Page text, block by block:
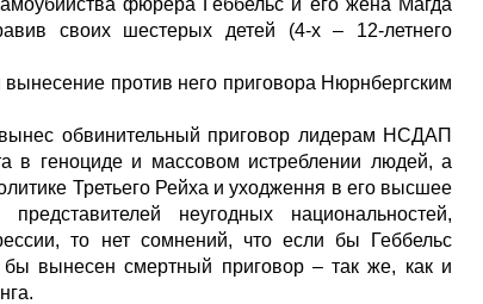
фюрера Геббельс и его жена Магда
своих шестерых детей (4-х – 12-летнего
против него приговора Нюрнбергским
обвинительный приговор лидерам НСДАП
в геноциде и массовом истреблении людей, а
Третьего Рейха и уходження в его высшее
неугодных национальностей,
то нет сомнений, что если бы Геббельс
вынесен смертный приговор – так же, как и